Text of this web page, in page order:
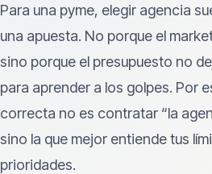
Para una pyme, elegir agencia
una apuesta. No porque el
sino porque el presupuesto no
para aprender a los golpes. Por
correcta no es contratar “la
sino la que mejor entiende tus
prioridades.